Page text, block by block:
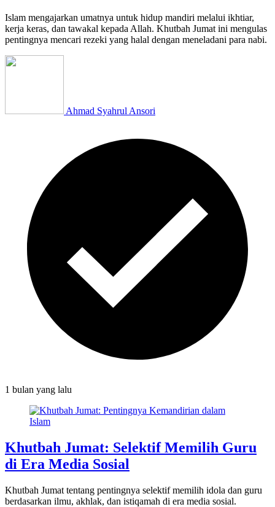
Islam mengajarkan umatnya untuk hidup mandiri melalui ikhtiar,
kerja keras, dan tawakal kepada Allah. Khutbah Jumat ini mengulas
pentingnya mencari rezeki yang halal dengan meneladani para nabi.
Ahmad Syahrul Ansori
1 bulan yang lalu
Khutbah Jumat: Selektif Memilih Guru
di Era Media Sosial
Khutbah Jumat tentang pentingnya selektif memilih idola dan guru
berdasarkan ilmu, akhlak, dan istiqamah di era media sosial.